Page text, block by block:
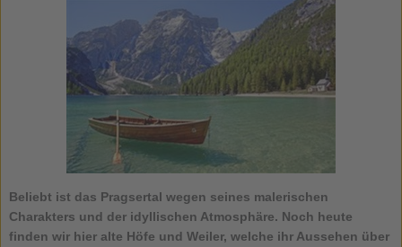
Beliebt ist das Pragsertal wegen seines malerischen
Charakters und der idyllischen Atmosphäre. Noch heute
finden wir hier alte Höfe und Weiler, welche ihr Aussehen über